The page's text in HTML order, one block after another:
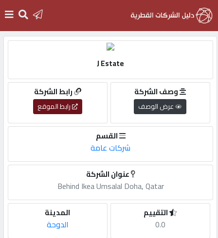
دخول
التسجيل
اعلانك
J Estate
رابط الشركة
رابط الموقع
وصف الشركة
عرض الوصف
القسم
شركات عامة
عنوان الشركة
Behind Ikea Umsalal Doha, Qatar
المدينة
الدوحة
التقييم
0.0